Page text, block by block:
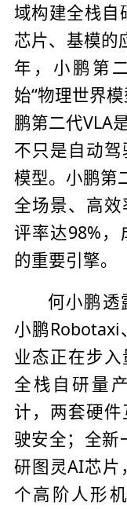
域构建全栈自
芯片、基模的
年，小鹏第
始“物理世界
鹏第二代VLA
不只是自动
模型。小鹏第
全场景、高
评率达98%
的重要引擎。
何小鹏透
小鹏
业态正在步
全栈自研量
计，两套硬
驶安全；全新
研图灵AI芯片
个高阶人形